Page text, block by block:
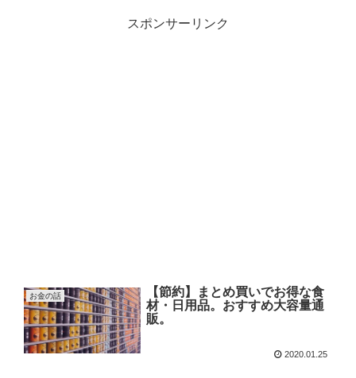
スポンサーリンク
お金の話
【節約】まとめ買いでお得な食
材・日用品。おすすめ大容量通
販。
2020.01.25